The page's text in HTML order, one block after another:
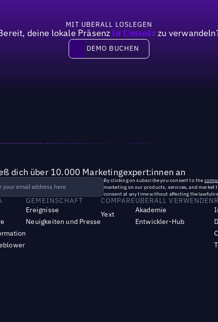
MIT UBERALL LOSLEGEN
deine lokale Präsenzin Umsatzzu
DEMO BUCHEN
DEMO BUCHEN
dich über 10.000 Marketingexpert:innen an
By clicking on subscribe you consent to the
marketing on our products, services, and market
consent at any time without affecting the
GEMEINSCHAFT
Ereignisse
Neuigkeiten und Presse
COMPARE
Yext
UBERALL VERWENDEN
Akademie
Entwickler-Hub